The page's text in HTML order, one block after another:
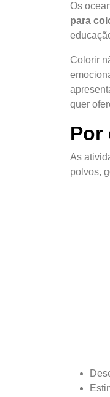
Os
para
Colorir
quer
Por
As
polvos,